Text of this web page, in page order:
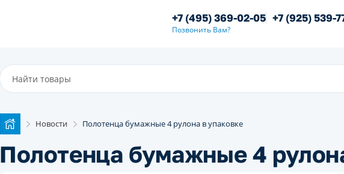
+7 (495) 369-02-05 +7 (925) 539-
Позвонить Вам?
Новости Полотенца бумажные 4 рулона в упаковке
Полотенца бумажные 4